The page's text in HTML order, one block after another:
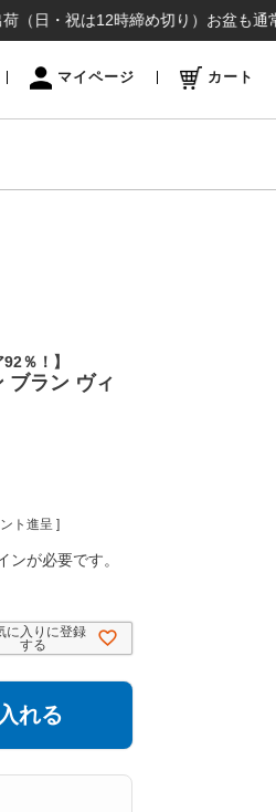
は12時締め切り）お盆も通常通り
マイページ カート
％！】
ブラン ヴィ
ト進呈 ]
ンが必要です。
に入りに登録
する
れる